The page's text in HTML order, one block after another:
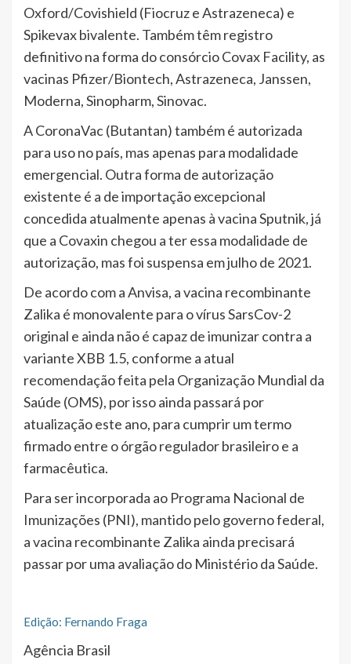
Oxford/Covishield (Fiocruz e Astrazeneca) e
Spikevax bivalente. Também têm registro
definitivo na forma do consórcio Covax Facility, as
vacinas Pfizer/Biontech, Astrazeneca, Janssen,
Moderna, Sinopharm, Sinovac.
A CoronaVac (Butantan) também é autorizada
para uso no país, mas apenas para modalidade
emergencial. Outra forma de autorização
existente é a de importação excepcional
concedida atualmente apenas à vacina Sputnik, já
que a Covaxin chegou a ter essa modalidade de
autorização, mas foi suspensa em julho de 2021.
De acordo com a Anvisa, a vacina recombinante
Zalika é monovalente para o vírus SarsCov-2
original e ainda não é capaz de imunizar contra a
variante XBB 1.5, conforme a atual
recomendação feita pela Organização Mundial da
Saúde (OMS), por isso ainda passará por
atualização este ano, para cumprir um termo
firmado entre o órgão regulador brasileiro e a
farmacêutica.
Para ser incorporada ao Programa Nacional de
Imunizações (PNI), mantido pelo governo federal,
a vacina recombinante Zalika ainda precisará
passar por uma avaliação do Ministério da Saúde.
Edição: Fernando Fraga
Agência Brasil